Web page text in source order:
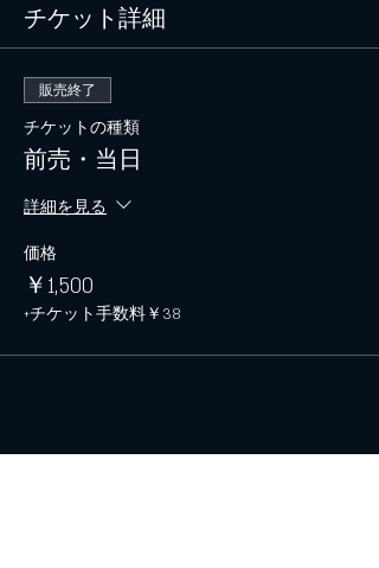
チケット詳細
販売終了
チケットの種類
前売・当日
詳細を見る
価格
￥1,500
+チケット手数料￥38